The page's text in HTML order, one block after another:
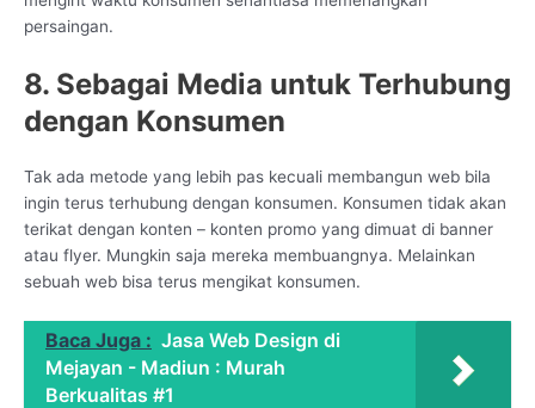
persaingan.
8. Sebagai Media untuk Terhubung
dengan Konsumen
Tak ada metode yang lebih pas kecuali membangun web bila
ingin terus terhubung dengan konsumen. Konsumen tidak akan
terikat dengan konten – konten promo yang dimuat di banner
atau flyer. Mungkin saja mereka membuangnya. Melainkan
sebuah web bisa terus mengikat konsumen.
Baca Juga : Jasa Web Design di
Mejayan - Madiun : Murah
Berkualitas #1
CS Lenteraweb
Online